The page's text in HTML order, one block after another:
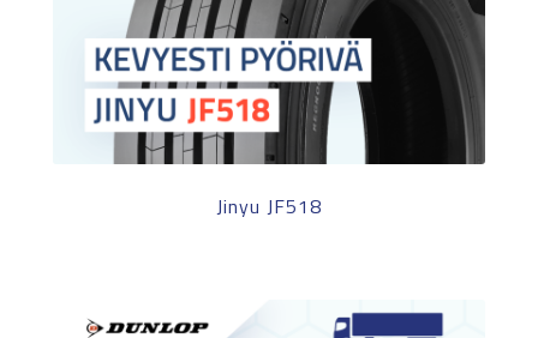
Jinyu JF518